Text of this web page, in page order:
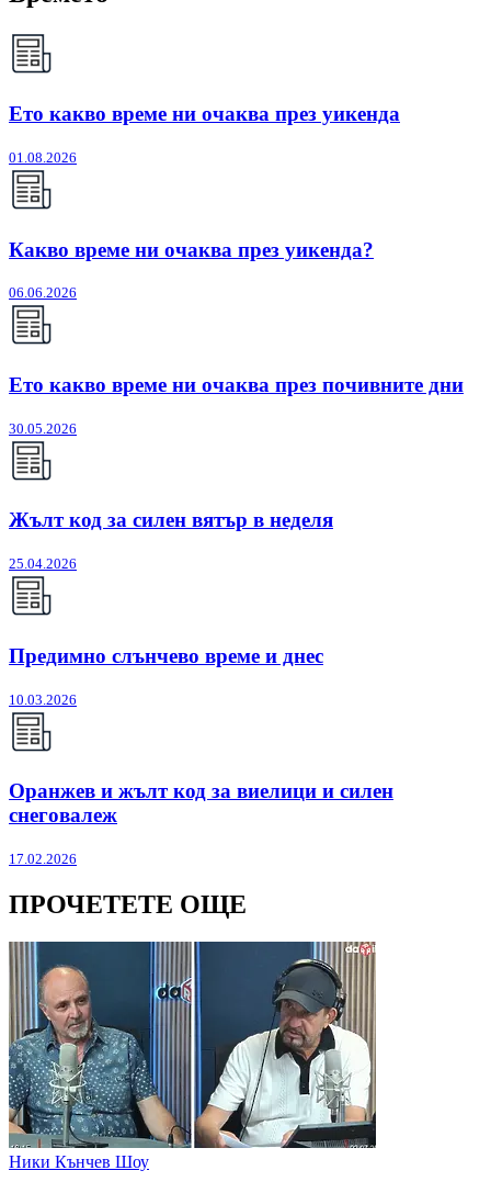
Ето какво време ни очаква през уикенда
01.08.2026
Какво време ни очаква през уикенда?
06.06.2026
Ето какво време ни очаква през почивните дни
30.05.2026
Жълт код за силен вятър в неделя
25.04.2026
Предимно слънчево време и днес
10.03.2026
Оранжев и жълт код за виелици и силен
снеговалеж
17.02.2026
ПРОЧЕТЕТЕ ОЩЕ
Ники Кънчев Шоу